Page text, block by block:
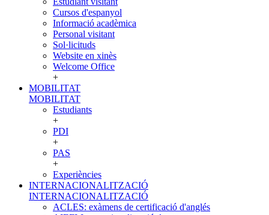
Cursos d'espanyol
Informació acadèmica
Personal visitant
Sol·licituds
Website en xinès
Welcome Office
+
MOBILITAT
MOBILITAT
Estudiants
+
PDI
+
PAS
+
Experiències
INTERNACIONALITZACIÓ
INTERNACIONALITZACIÓ
ACLES: exàmens de certificació d'anglés